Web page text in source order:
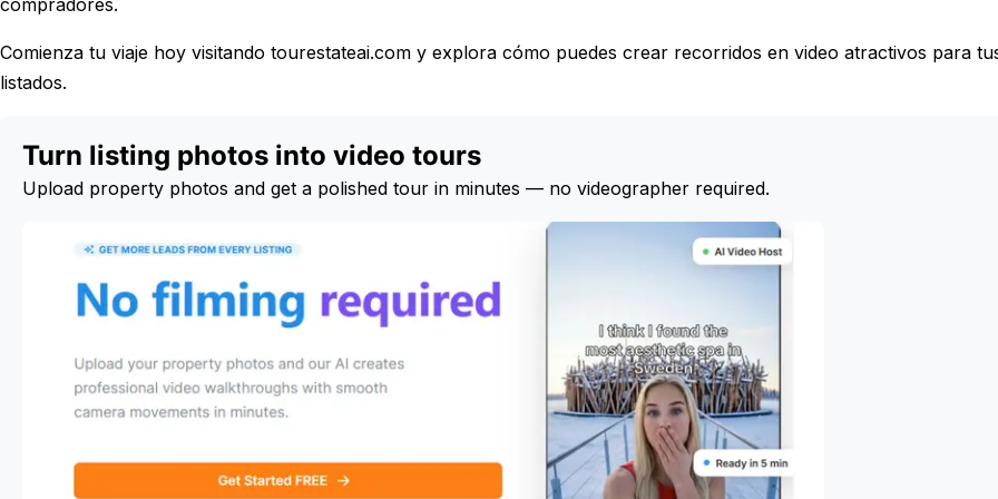
compradores.
Comienza tu viaje hoy visitando tourestateai.com y explora cómo puedes crear recorridos en video atractivos para
listados.
Turn listing photos into video tours
Upload property photos and get a polished tour in minutes — no videographer required.